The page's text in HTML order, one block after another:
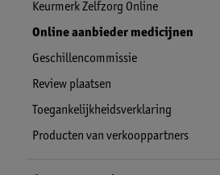
Keurmerk Zelfzorg Online
Online aanbieder medicijnen
Geschillencommissie
Review plaatsen
Toegankelijkheidsverklaring
Producten van verkooppartners